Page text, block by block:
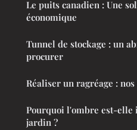
Le puits canadien : Une
économique
Tunnel de stockage : un
procurer
Réaliser un ragréage :
Pourquoi l'ombre est-elle
jardin ?